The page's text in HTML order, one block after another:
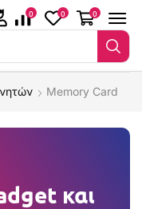
0 0 0
Memory Card
και